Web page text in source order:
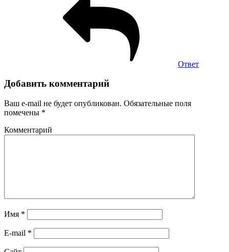
Ответ
Добавить комментарий
Ваш e-mail не будет опубликован. Обязательные поля
помечены *
Комментарий
Имя *
E-mail *